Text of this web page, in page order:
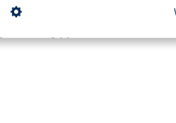
jij onze reactie.